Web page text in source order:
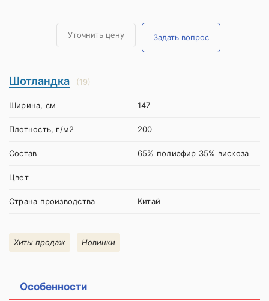
Уточнить цену Задать вопрос
Шотландка (19)
Ширина, см 147
Плотность, г/м2 200
Состав 65% полиэфир 35% вискоза
Цвет
Страна производства Китай
Хиты продаж Новинки
Особенности